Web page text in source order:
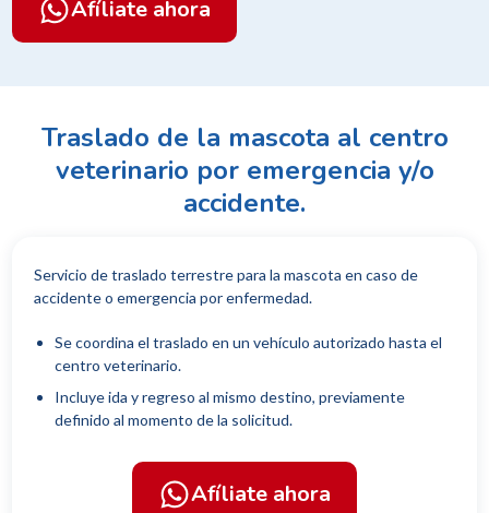
Afíliate ahora
Traslado de la mascota al centro
veterinario por emergencia y/o
accidente.
Servicio de traslado terrestre para la mascota en caso de
accidente o emergencia por enfermedad.
Se coordina el traslado en un vehículo autorizado hasta el
centro veterinario.
Incluye ida y regreso al mismo destino, previamente
definido al momento de la solicitud.
Afíliate ahora